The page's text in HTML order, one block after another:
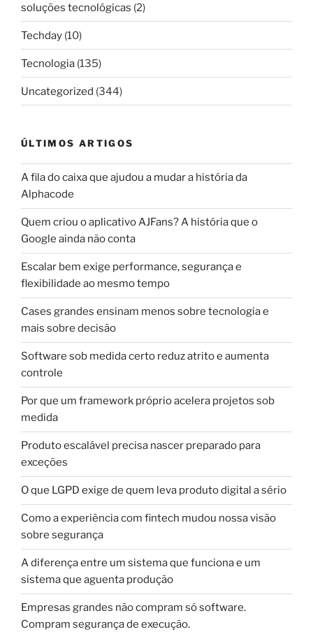
soluções tecnológicas (2)
Techday (10)
Tecnologia (135)
Uncategorized (344)
ÚLTIMOS ARTIGOS
A fila do caixa que ajudou a mudar a história da
Alphacode
Quem criou o aplicativo AJFans? A história que o
Google ainda não conta
Escalar bem exige performance, segurança e
flexibilidade ao mesmo tempo
Cases grandes ensinam menos sobre tecnologia e
mais sobre decisão
Software sob medida certo reduz atrito e aumenta
controle
Por que um framework próprio acelera projetos sob
medida
Produto escalável precisa nascer preparado para
exceções
O que LGPD exige de quem leva produto digital a sério
Como a experiência com fintech mudou nossa visão
sobre segurança
A diferença entre um sistema que funciona e um
sistema que aguenta produção
Empresas grandes não compram só software.
Compram segurança de execução.